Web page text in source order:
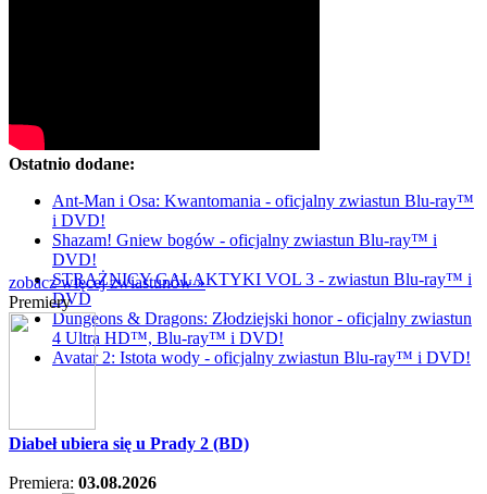
Ostatnio dodane:
Ant-Man i Osa: Kwantomania - oficjalny zwiastun Blu-ray™
i DVD!
Shazam! Gniew bogów - oficjalny zwiastun Blu-ray™ i
DVD!
STRAŻNICY GALAKTYKI VOL 3 - zwiastun Blu-ray™ i
DVD
Dungeons & Dragons: Złodziejski honor - oficjalny zwiastun
4 Ultra HD™, Blu-ray™ i DVD!
Avatar 2: Istota wody - oficjalny zwiastun Blu-ray™ i DVD!
zobacz więcej zwiastunów »
Premiery
Diabeł ubiera się u Prady 2 (BD)
Premiera: 03.08.2026